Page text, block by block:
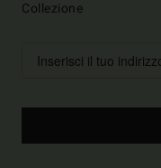
Collezione